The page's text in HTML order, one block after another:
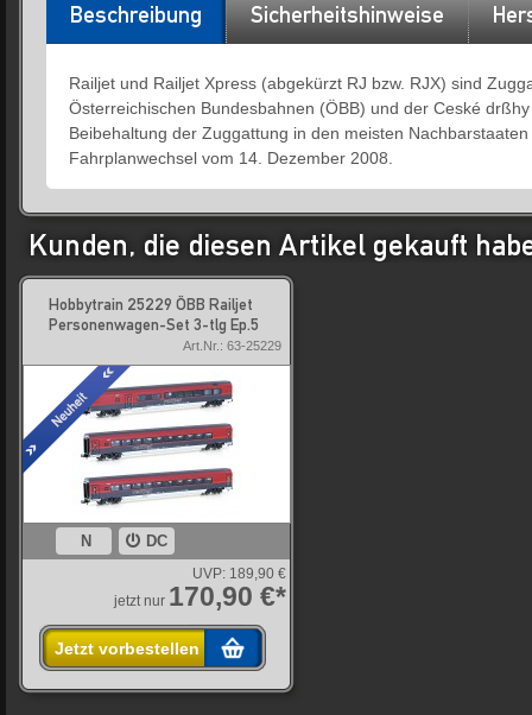
Beschreibung Sicherheitshinweise
Railjet und Railjet Xpress (abgekürzt RJ bzw. RJX) sind
Österreichischen Bundesbahnen (ÖBB) und der Ceské
Beibehaltung der Zuggattung in den meisten
Fahrplanwechsel vom 14. Dezember 2008.
Kunden, die diesen Artikel gekauft
Hobbytrain 25229 ÖBB Railjet
Personenwagen-Set 3-tlg Ep.5
Art.Nr.: 63-25229
N DC
UVP: 189,90 €
jetzt nur 170,90 €*
Jetzt vorbestellen